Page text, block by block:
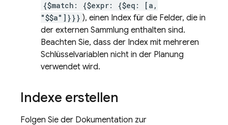
{$match: {$expr: {$eq: [a,
"$$a"]}}} ), einen Index für die Felder, die in
der externen Sammlung enthalten sind.
Beachten Sie, dass der Index mit mehreren
Schlüsselvariablen nicht in der Planung
verwendet wird.
Indexe erstellen
Folgen Sie der Dokumentation zur